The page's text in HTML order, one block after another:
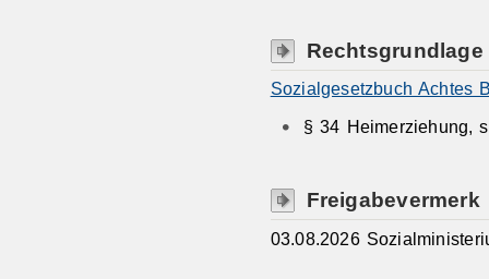
Rechtsgrundlage
Sozialgesetzbuch Achtes
§ 34 Heimerziehung,
Freigabevermerk
03.08.2026